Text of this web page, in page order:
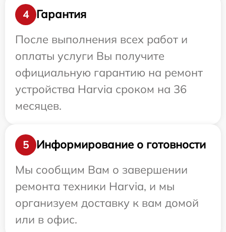
4
Гарантия
После выполнения всех работ и
оплаты услуги Вы получите
официальную гарантию на ремонт
устройства Harvia сроком на 36
месяцев.
5
Информирование о готовности
Мы сообщим Вам о завершении
ремонта техники Harvia, и мы
организуем доставку к вам домой
или в офис.